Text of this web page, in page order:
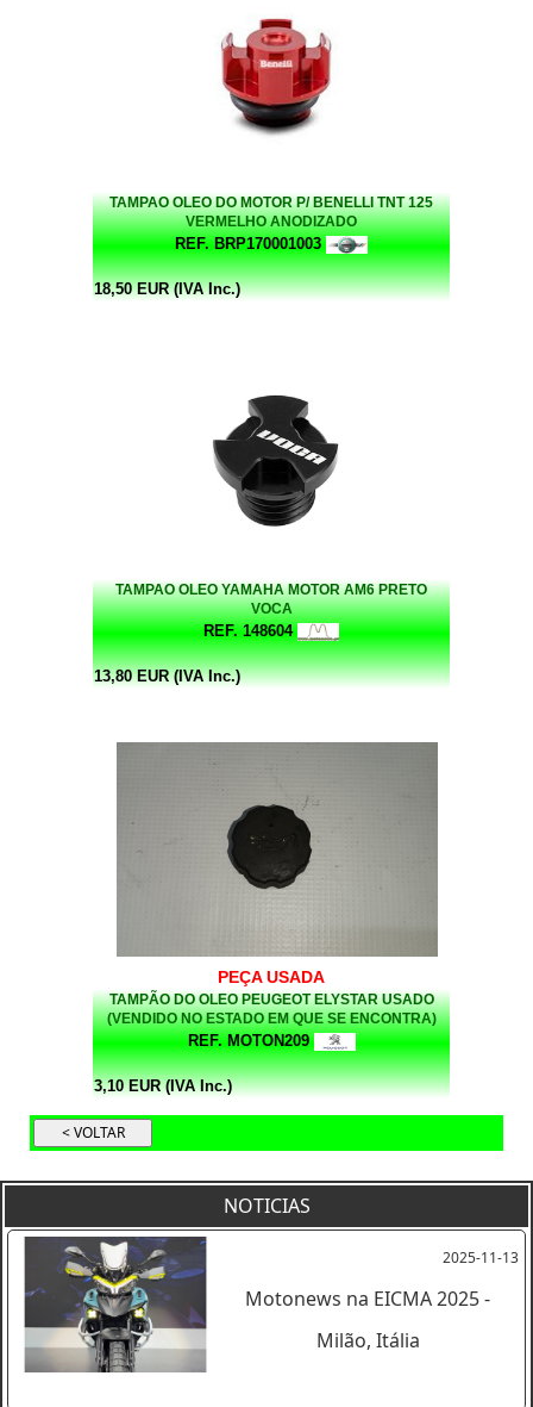
TAMPAO OLEO DO MOTOR P/ BENELLI TNT 125
VERMELHO ANODIZADO
REF. BRP170001003
18,50 EUR (IVA Inc.)
TAMPAO OLEO YAMAHA MOTOR AM6 PRETO
VOCA
REF. 148604
13,80 EUR (IVA Inc.)
PEÇA USADA
TAMPÃO DO OLEO PEUGEOT ELYSTAR USADO
(VENDIDO NO ESTADO EM QUE SE ENCONTRA)
REF. MOTON209
3,10 EUR (IVA Inc.)
NOTICIAS
2025-11-13
Motonews na EICMA 2025 -
Milão, Itália